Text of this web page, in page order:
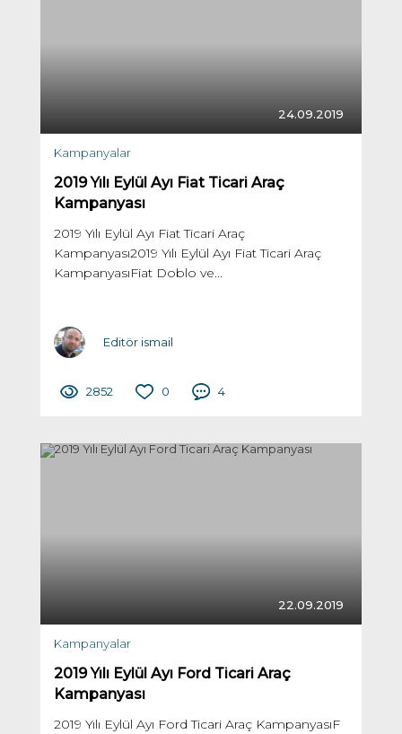
24.09.2019
Kampanyalar
2019 Yılı Eylül Ayı Fiat Ticari Araç
Kampanyası
2019 Yılı Eylül Ayı Fiat Ticari Araç
Kampanyası2019 Yılı Eylül Ayı Fiat Ticari Araç
KampanyasıFiat Doblo ve...
Editör ismail
2852 0 4
22.09.2019
Kampanyalar
2019 Yılı Eylül Ayı Ford Ticari Araç
Kampanyası
2019 Yılı Eylül Ayı Ford Ticari Araç KampanyasıF